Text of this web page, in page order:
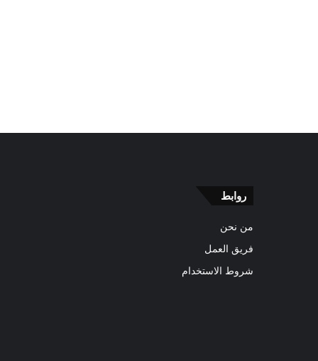
روابط
من نحن
فريق العمل
شروط الاستخدام